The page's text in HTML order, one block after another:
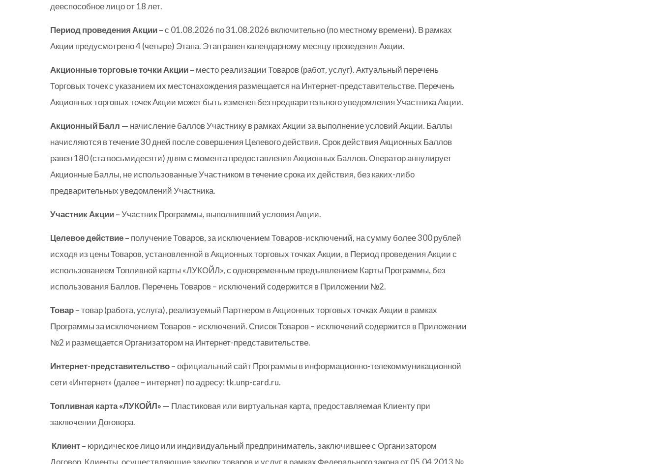
дееспособное лицо от 18 лет.
Период проведения Акции –с 01.08.2026 по 31.08.2026 включительно (по местному времени). В рамках
Акции предусмотрено 4 (четыре) Этапа. Этап равен календарному месяцу проведения Акции.
Акционные торговые точки Акции – место реализации Товаров (работ, услуг). Актуальный перечень
Торговых точек с указанием их местонахождения размещается на Интернет-представительстве. Перечень
Акционных торговых точек Акции может быть изменен без предварительного уведомления Участника Акции.
Акционный Балл — начисление баллов Участнику в рамках Акции за выполнение условий Акции. Баллы
начисляются в течение 30 дней после совершения Целевого действия. Срок действия Акционных Баллов
равен 180 (ста восьмидесяти) дням с момента предоставления Акционных Баллов. Оператор аннулирует
Акционные Баллы, не использованные Участником в течение срока их действия, без каких-либо
предварительных уведомлений Участника.
Участник Акции –Участник Программы, выполнивший условия Акции.
Целевое действие – получение Товаров, за исключением Товаров-исключений, на сумму более 300 рублей
исходя из цены Товаров, установленной в Акционных торговых точках Акции, в Период проведения Акции с
использованием Топливной карты «ЛУКОЙЛ», с одновременным предъявлением Карты Программы, без
использования Баллов. Перечень Товаров – исключений содержится в Приложении №2.
Товар –товар (работа, услуга), реализуемый Партнером в Акционных торговых точках Акции в рамках
Программы за исключением Товаров – исключений. Список Товаров – исключений содержится в Приложении
№2 и размещается Организатором на Интернет-представительстве.
Интернет-представительство –официальный сайт Программы в информационно-телекоммуникационной
сети «Интернет» (далее – интернет) по адресу: tk.unp-card.ru.
Топливная карта «ЛУКОЙЛ» — Пластиковая или виртуальная карта, предоставляемая Клиенту при
заключении Договора.
Клиент – юридическое лицо или индивидуальный предприниматель, заключившее с Организатором
Договор. Клиенты, осуществляющие закупку товаров и услуг в рамках Федерального закона от 05.04.2013 №